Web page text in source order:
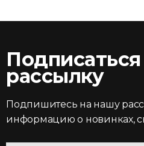
Подписаться
рассылку
Подпишитесь на нашу
информацию о новинках,